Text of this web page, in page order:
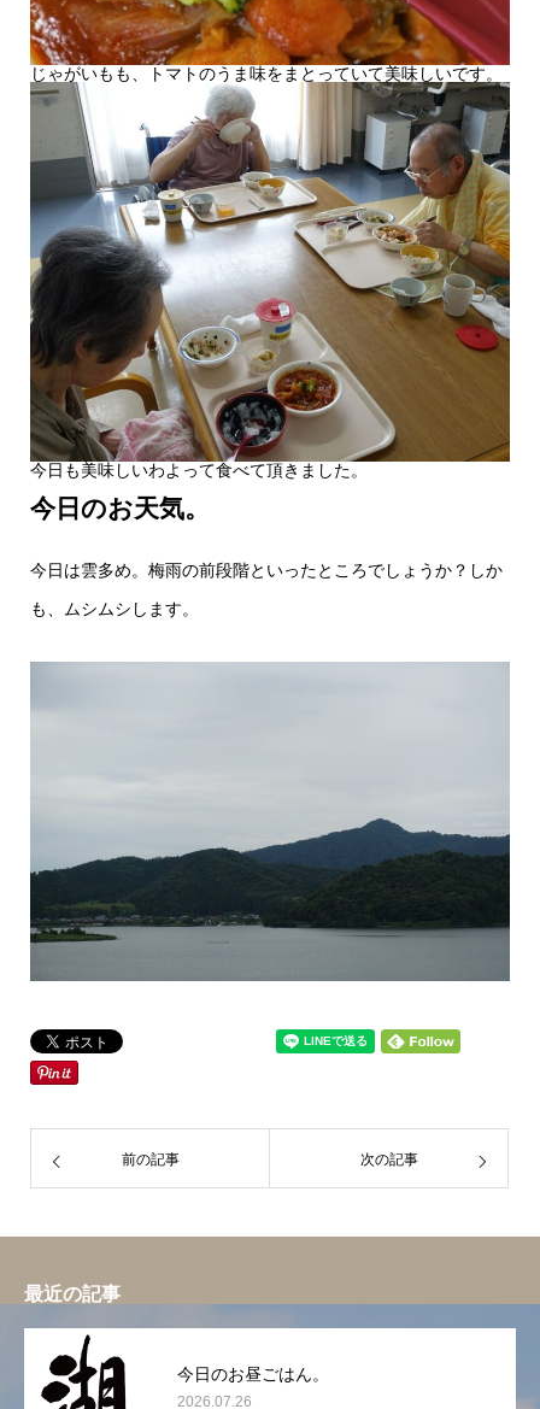
じゃがいもも、トマトのうま味をまとっていて美味しいです。
今日も美味しいわよって食べて頂きました。
今日のお天気。
今日は雲多め。梅雨の前段階といったところでしょうか？しか
も、ムシムシします。
前の記事 次の記事
最近の記事
今日のお昼ごはん。
2026.07.26